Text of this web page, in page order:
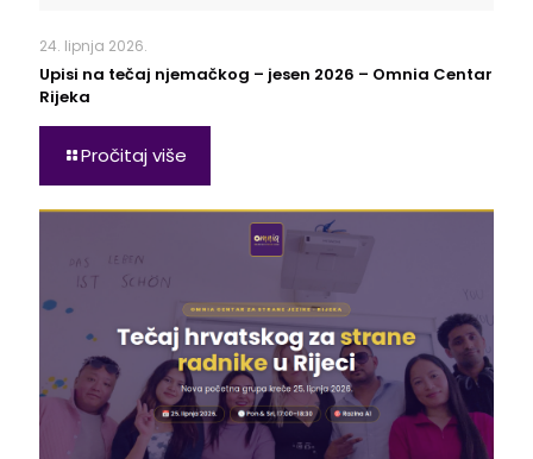
24. lipnja 2026.
Upisi na tečaj njemačkog – jesen 2026 – Omnia Centar
Rijeka
Pročitaj više